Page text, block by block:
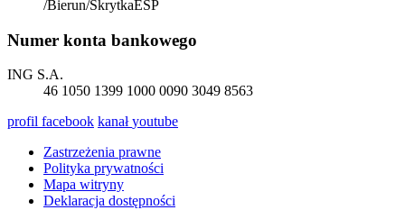
/Bierun/SkrytkaESP
Numer konta bankowego
ING S.A.
46 1050 1399 1000 0090 3049 8563
profil facebook kanałyoutube
Zastrzeżenia prawne
Polityka prywatności
Mapa witryny
Deklaracja dostępności